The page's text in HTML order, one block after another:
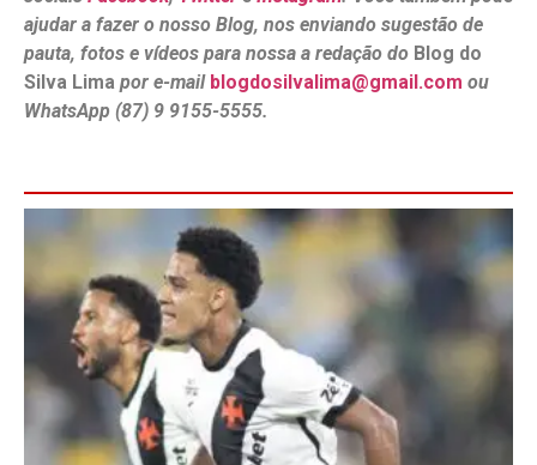
ajudar a fazer o nosso Blog, nos enviando sugestão de
pauta, fotos e vídeos para nossa a redação do Blog do
Silva Lima por e-mail blogdosilvalima@gmail.com ou
WhatsApp (87) 9 9155-5555.